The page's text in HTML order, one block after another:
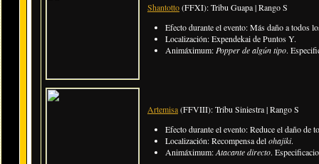
Shantotto(FFXI): Tribu Guapa | Rango S
Efecto durante el evento:Más daño a todos
Localización: Expendekai de Puntos Y.
Animáximum: Popper de algún tipo.
Artemisa(FFVIII): Tribu Siniestra | Rango S
Efecto durante el evento: Reduce el daño de
Localización: Recompensa delohajiki.
Animáximum:Atacante directo.